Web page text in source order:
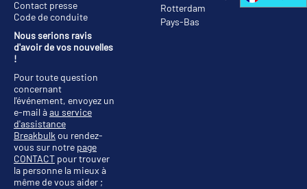
Rotterdam
Pays-Bas
Contact presse
Code de conduite
Nous serions ravis
d'avoir de vos nouvelles
!
Pour toute question
concernant
l'événement, envoyez un
e-mail àau service
d'assistance
Breakbulk ou rendez-
vous sur notre page
CONTACT pour trouver
la personne la mieux à
même de vous aider ;